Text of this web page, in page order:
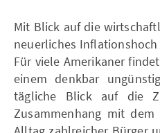
Mit Blick auf die
neuerliches
Für viele Amerikaner
einem denkbar
tägliche Blick auf die
Zusammenhang mit